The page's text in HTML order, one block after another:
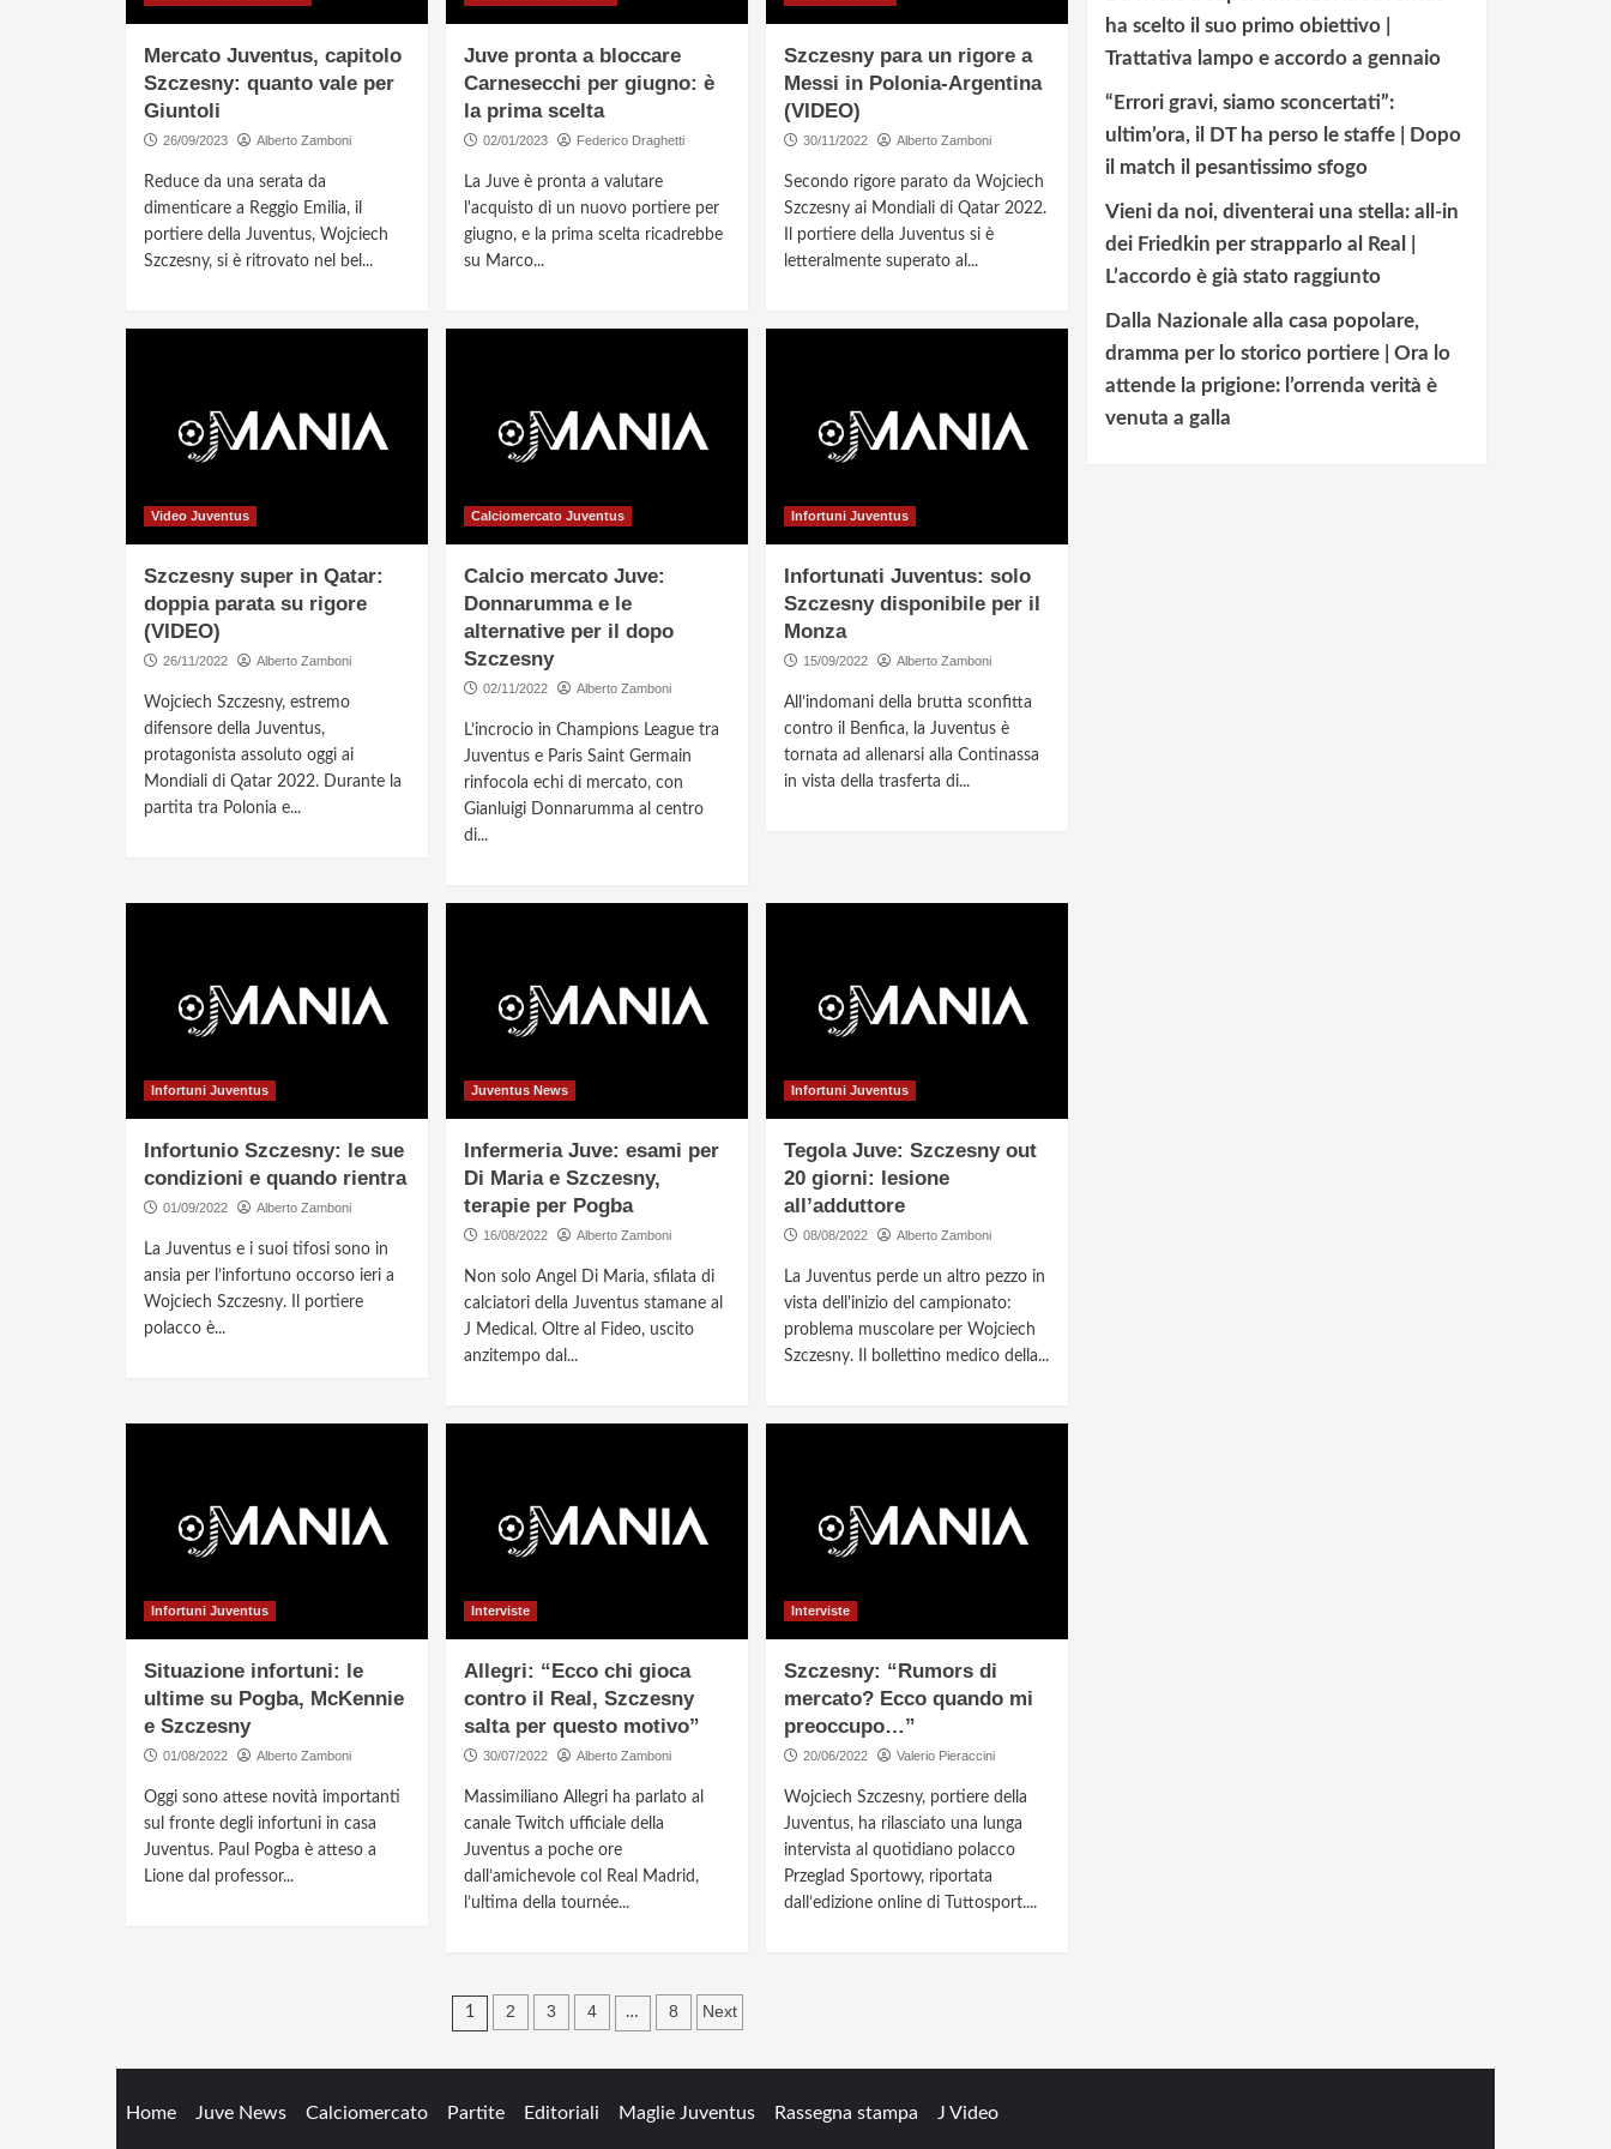
Mercato Juventus, capitolo
Szczesny: quanto vale per
Giuntoli
26/09/2023 Alberto Zamboni
Reduce da una serata da
dimenticare a Reggio Emilia, il
portiere della Juventus, Wojciech
Szczesny, si è ritrovato nel bel...
Juve pronta a bloccare
Carnesecchi per giugno: è
la prima scelta
02/01/2023 Federico Draghetti
La Juve è pronta a valutare
l'acquisto di un nuovo portiere per
giugno, e la prima scelta ricadrebbe
su Marco...
Szczesny para un rigore a
Messi in Polonia-Argentina
(VIDEO)
30/11/2022 Alberto Zamboni
Secondo rigore parato da Wojciech
Szczesny ai Mondiali di Qatar 2022.
Il portiere della Juventus si è
letteralmente superato al...
Video Juventus
Szczesny super in Qatar:
doppia parata su rigore
(VIDEO)
26/11/2022 Alberto Zamboni
Wojciech Szczesny, estremo
difensore della Juventus,
protagonista assoluto oggi ai
Mondiali di Qatar 2022. Durante la
partita tra Polonia e...
Calciomercato Juventus
Calcio mercato Juve:
Donnarumma e le
alternative per il dopo
Szczesny
02/11/2022 Alberto Zamboni
L’incrocio in Champions League tra
Juventus e Paris Saint Germain
rinfocola echi di mercato, con
Gianluigi Donnarumma al centro
di...
Infortuni Juventus
Infortunati Juventus: solo
Szczesny disponibile per il
Monza
15/09/2022 Alberto Zamboni
All’indomani della brutta sconfitta
contro il Benfica, la Juventus è
tornata ad allenarsi alla Continassa
in vista della trasferta di...
Infortuni Juventus
Infortunio Szczesny: le sue
condizioni e quando rientra
01/09/2022 Alberto Zamboni
La Juventus e i suoi tifosi sono in
ansia per l’infortuno occorso ieri a
Wojciech Szczesny. Il portiere
polacco è...
Juventus News
Infermeria Juve: esami per
Di Maria e Szczesny,
terapie per Pogba
16/08/2022 Alberto Zamboni
Non solo Angel Di Maria, sfilata di
calciatori della Juventus stamane al
J Medical. Oltre al Fideo, uscito
anzitempo dal...
Infortuni Juventus
Tegola Juve: Szczesny out
20 giorni: lesione
all’adduttore
08/08/2022 Alberto Zamboni
La Juventus perde un altro pezzo in
vista dell'inizio del campionato:
problema muscolare per Wojciech
Szczesny. Il bollettino medico della...
Infortuni Juventus
Situazione infortuni: le
ultime su Pogba, McKennie
e Szczesny
01/08/2022 Alberto Zamboni
Oggi sono attese novità importanti
sul fronte degli infortuni in casa
Juventus. Paul Pogba è atteso a
Lione dal professor...
Interviste
Allegri: “Ecco chi gioca
contro il Real, Szczesny
salta per questo motivo”
30/07/2022 Alberto Zamboni
Massimiliano Allegri ha parlato al
canale Twitch ufficiale della
Juventus a poche ore
dall’amichevole col Real Madrid,
l’ultima della tournée...
Interviste
Szczesny: “Rumors di
mercato? Ecco quando mi
preoccupo…”
20/06/2022 Valerio Pieraccini
Wojciech Szczesny, portiere della
Juventus, ha rilasciato una lunga
intervista al quotidiano polacco
Przeglad Sportowy, riportata
dall’edizione online di Tuttosport....
Navigazione
1 2 3 4 … 8 Next
ha scelto il suo primo obiettivo |
Trattativa lampo e accordo a gennaio
“Errori gravi, siamo sconcertati”:
ultim’ora, il DT ha perso le staffe | Dopo
il match il pesantissimo sfogo
Vieni da noi, diventerai una stella: all-in
dei Friedkin per strapparlo al Real |
L’accordo è già stato raggiunto
Dalla Nazionale alla casa popolare,
dramma per lo storico portiere | Ora lo
attende la prigione: l’orrenda verità è
venuta a galla
Home Juve News Calciomercato Partite Editoriali Maglie Juventus Rassegna stampa J Video